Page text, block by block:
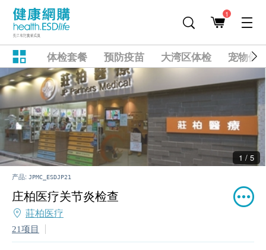
1
体检套餐 预防疫苗 大湾区体检 宠物健
2 / 5
产品: JPMC_ESDJP21
庄柏医疗关节炎检查
莊柏医疗
21项目